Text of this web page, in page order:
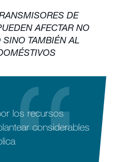
DE
AFECTAR NO
TAMBIÉN AL
los recursos
considerables